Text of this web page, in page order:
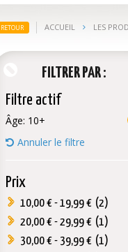
RETOUR ACCUEIL LES
FILTRER PAR
Filtre actif
Âge: 10+
Annuler le filtre
Prix
10,00 €-19,99 € (2)
20,00 €-29,99 € (1)
30,00 €- 39,99 € (1)